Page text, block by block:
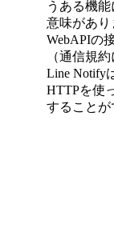
うある機
意味があり
WebAPIの
（通信規
Line Notify
HTTPを使
することが